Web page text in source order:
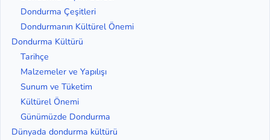
Dondurma Çeşitleri
Dondurmanın Kültürel Önemi
Dondurma Kültürü
Tarihçe
Malzemeler ve Yapılışı
Sunum ve Tüketim
Kültürel Önemi
Günümüzde Dondurma
Dünyada dondurma kültürü